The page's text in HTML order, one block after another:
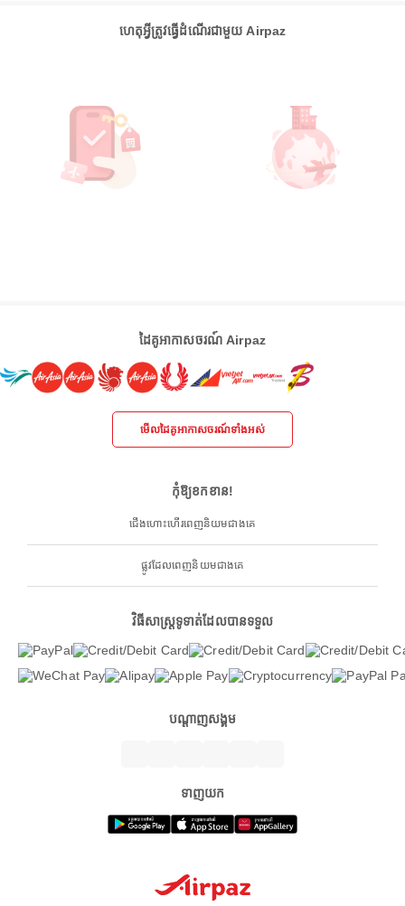
ហេតុអ្វីត្រូវធ្វើដំណើរជាមួយ Airpaz
ដៃគូអាកាសចរណ៍ Airpaz
មើលដៃគូអាកាសចរណ៍ទាំងអស់
កុំឱ្យខកខាន!
ជើងហោះហើរពេញនិយមជាងគេ
ផ្លូវដែលពេញនិយមជាងគេ
វិធីសាស្ត្រទូទាត់ដែលបានទទួល
បណ្តាញសង្គម
ទាញយក